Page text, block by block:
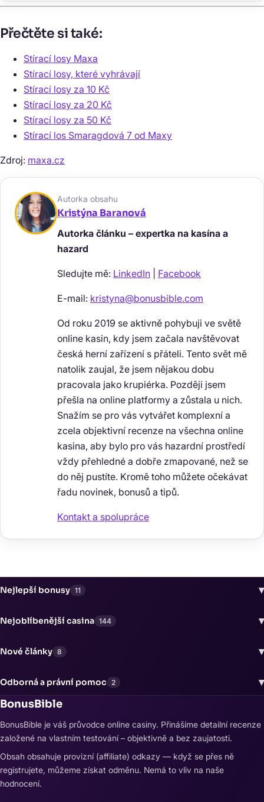
Přečtěte si také:
Stírací losy Maxa
Stírací losy, které vyhrávají
Stírací losy za 10 Kč
Stírací losy za 20 Kč
Stírací losy za 50 Kč
Stírací los Smaragdová 7 od Maxy
Zdroj: maxa.cz
Autorka obsahu
Kristýna Baranová
Autorka článku – expertka na kasína a
hazard
Sledujte mě: LinkedIn Facebook
E-mail: kristyna@bonusbible.com
Od roku 2019 se aktivně pohybuji ve světě
online kasin, kdy jsem začala navštěvovat
česká herní zařízení s přáteli. Tento svět mě
natolik zaujal, že jsem nějakou dobu
pracovala jako krupiérka. Později jsem
přešla na online platformy a zůstala u nich.
Snažím se pro vás vytvářet komplexní a
zcela objektivní recenze na všechna online
kasina, aby bylo pro vás hazardní prostředí
vždy přehledné a dobře zmapované, než se
do něj pustíte. Kromě toho můžete očekávat
řadu novinek, bonusů a tipů.
Kontakt a spolupráce
Nejlepší bonusy 11 ▾
Nejoblíbenější casina 144 ▾
Nové články 8 ▾
Odborná a právní pomoc 2
▾
BonusBible
BonusBible je váš průvodce online casiny. Přinášíme detailní recenze
založené na vlastním testování – objektivně a bez zaujatosti.
Obsah obsahuje provizní (affiliate) odkazy — když se přes ně
registrujete, můžeme získat odměnu. Nemá to vliv na naše
hodnocení.